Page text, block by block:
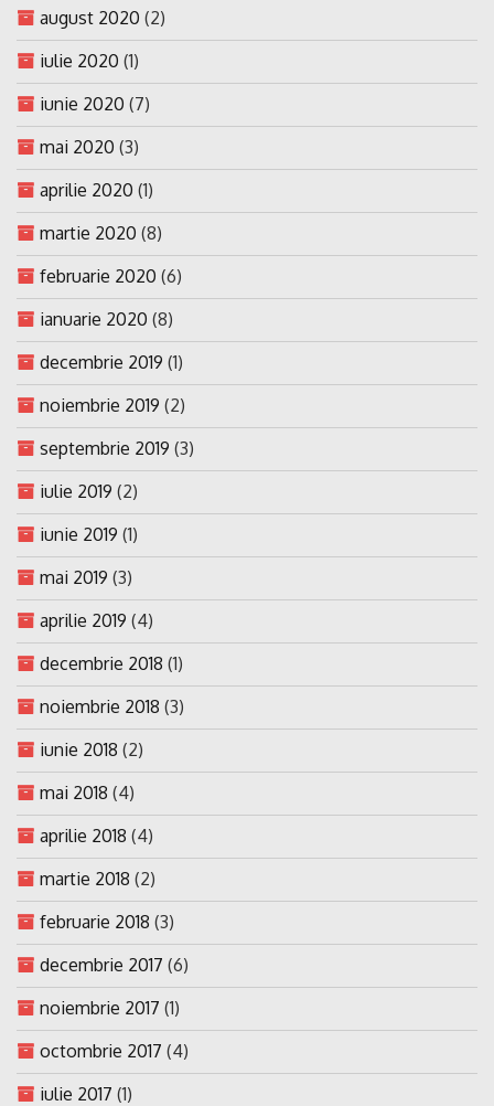
august 2020 (2)
iulie 2020 (1)
iunie 2020 (7)
mai 2020 (3)
aprilie 2020 (1)
martie 2020 (8)
februarie 2020 (6)
ianuarie 2020 (8)
decembrie 2019 (1)
noiembrie 2019 (2)
septembrie 2019 (3)
iulie 2019 (2)
iunie 2019 (1)
mai 2019 (3)
aprilie 2019 (4)
decembrie 2018 (1)
noiembrie 2018 (3)
iunie 2018 (2)
mai 2018 (4)
aprilie 2018 (4)
martie 2018 (2)
februarie 2018 (3)
decembrie 2017 (6)
noiembrie 2017 (1)
octombrie 2017 (4)
iulie 2017 (1)